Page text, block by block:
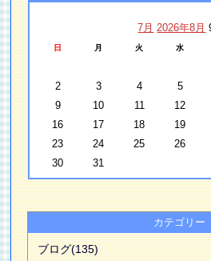
7月 2026年8月
日 月 火 水
2
3 4 5
9
10 11 12
16
17 18 19
23
24 25 26
30
31
カテゴリー
ブログ(135)